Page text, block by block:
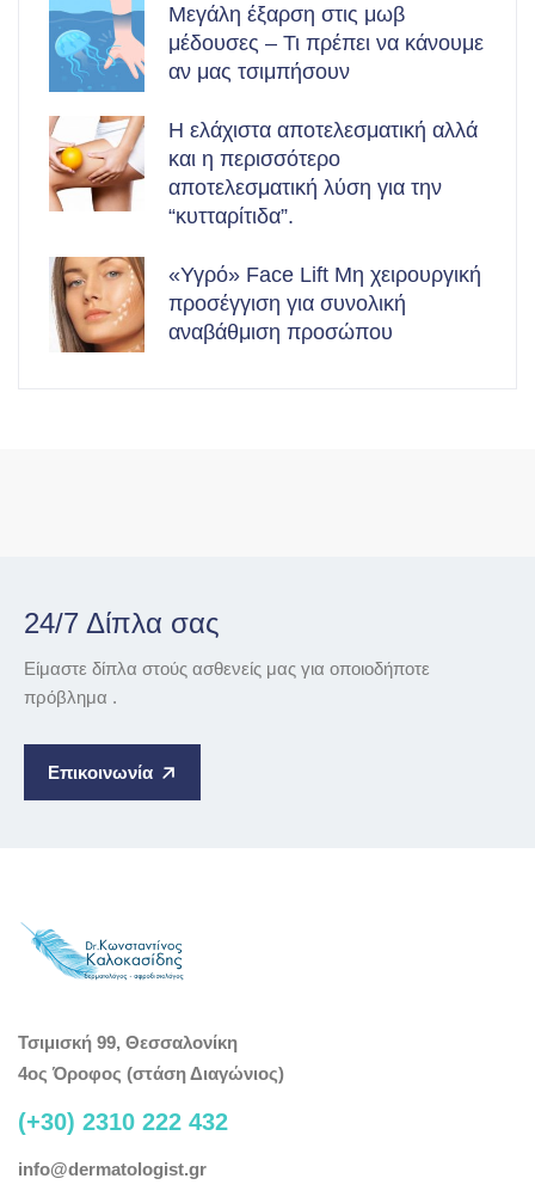
Μεγάλη έξαρση στις μωβ
μέδουσες – Τι πρέπει να κάνουμε
αν μας τσιμπήσουν
Η ελάχιστα αποτελεσματική αλλά
και η περισσότερο
αποτελεσματική λύση για την
“κυτταρίτιδα”.
«Υγρό» Face Lift Μη χειρουργική
προσέγγιση για συνολική
αναβάθμιση προσώπου
24/7 Δίπλα σας
Είμαστε δίπλα στούς ασθενείς μας για οποιοδήποτε
πρόβλημα .
Επικοινωνία
Τσιμισκή 99, Θεσσαλονίκη
4ος Όροφος (στάση Διαγώνιος)
(+30) 2310 222 432
info@dermatologist.gr